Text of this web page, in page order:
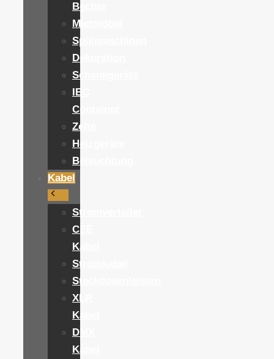
Becher
Mietmöbel
Spülmaschinen
Dekoration
Schankgeräte
IBC
Container
Zelte
Heizgeräte
Beleuchtung
Kabel
Stromverteiler
CEE
Kabel
Stromkabel
Steckdosenleisten
XLR
Kabel
DMX
Kabel